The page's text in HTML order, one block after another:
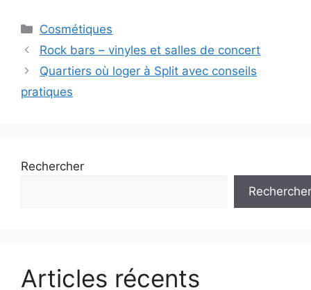
Catégories
Cosmétiques
Navigation
des
Rock bars – vinyles et salles de concert
Quartiers où loger à Split avec conseils
pratiques
Rechercher
Rechercher
Articles récents